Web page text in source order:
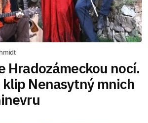
Hradozámeckou nocí.
Nenasytný mnich